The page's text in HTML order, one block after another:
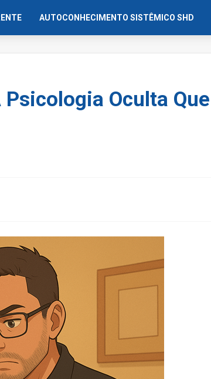
AUTOCONHECIMENTO SISTÊMICO SHD
Oculta Que